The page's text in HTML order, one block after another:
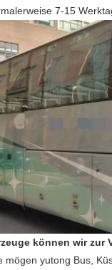
7-15
können wir zur
mögen yutong Bus,